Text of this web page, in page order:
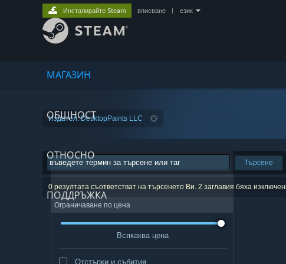
МАГАЗИН
ОБЩНОСТ
ОТНОСНО
ПОДДРЪЖКА
Инсталирайте Steam вписване език
Издател: DesktopPaints LLC
Търсене
0 резултата съответстват на търсенето Ви. 2 заглавия бяха
Ограничаване по цена
Всякаква цена
Отстъпки и събития